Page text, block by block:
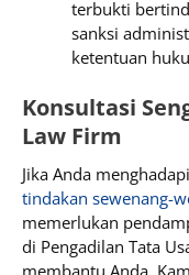
terbukti
sanksi
ketentuan
Konsultasi
Law Firm
Jika Anda
tindakan sewenang-
memerlukan
di Pengadilan Tata